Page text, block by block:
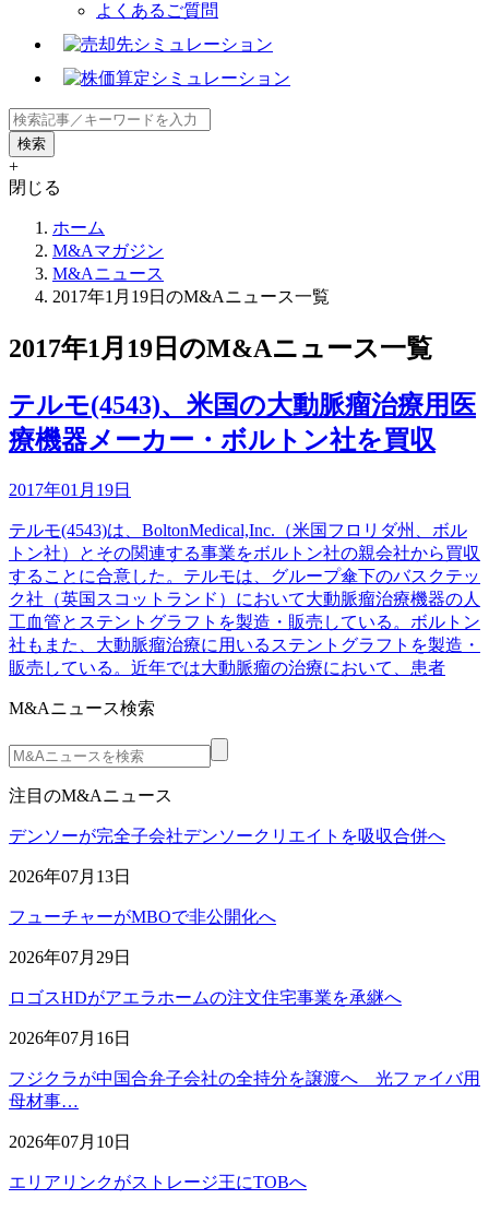
よくあるご質問
+
閉じる
ホーム
M&Aマガジン
M&Aニュース
2017年1月19日のM&Aニュース一覧
2017年1月19日のM&Aニュース一覧
テルモ(4543)、米国の大動脈瘤治療用医
療機器メーカー・ボルトン社を買収
2017年01月19日
テルモ(4543)は、BoltonMedical,Inc.（米国フロリダ州、ボル
トン社）とその関連する事業をボルトン社の親会社から買収
することに合意した。テルモは、グループ傘下のバスクテッ
ク社（英国スコットランド）において大動脈瘤治療機器の人
工血管とステントグラフトを製造・販売している。ボルトン
社もまた、大動脈瘤治療に用いるステントグラフトを製造・
販売している。近年では大動脈瘤の治療において、患者
M&Aニュース検索
注目のM&Aニュース
デンソーが完全子会社デンソークリエイトを吸収合併へ
2026年07月13日
フューチャーがMBOで非公開化へ
2026年07月29日
ロゴスHDがアエラホームの注文住宅事業を承継へ
2026年07月16日
フジクラが中国合弁子会社の全持分を譲渡へ 光ファイバ用
母材事…
2026年07月10日
エリアリンクがストレージ王にTOBへ